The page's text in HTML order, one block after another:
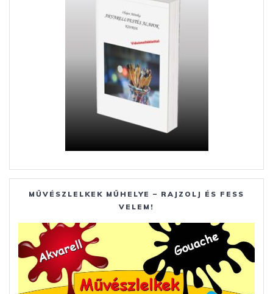
MŰVÉSZLELKEK MŰHELYE – RAJZOLJ ÉS FESS
VELEM!